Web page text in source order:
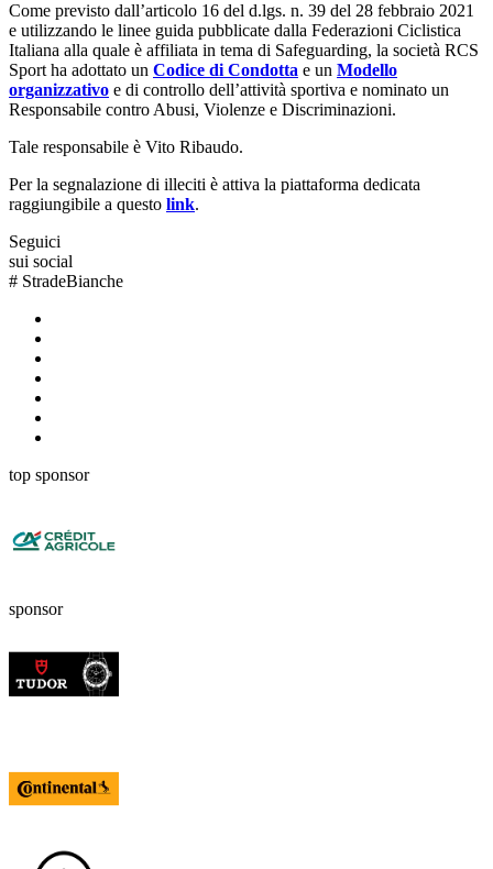
Come previsto dall’articolo 16 del d.lgs. n. 39 del 28 febbraio 2021
e utilizzando le linee guida pubblicate dalla Federazioni Ciclistica
Italiana alla quale è affiliata in tema di Safeguarding, la società RCS
Sport ha adottato un Codice di Condotta e un Modello
organizzativo e di controllo dell’attività sportiva e nominato un
Responsabile contro Abusi, Violenze e Discriminazioni.
Tale responsabile è Vito Ribaudo.
Per la segnalazione di illeciti è attiva la piattaforma dedicata
raggiungibile a questo link.
Seguici
sui social
# StradeBianche
top sponsor
sponsor